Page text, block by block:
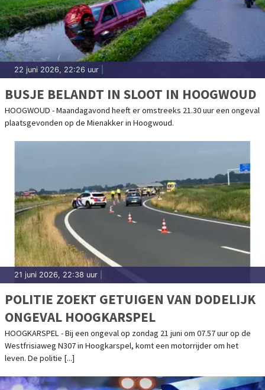
22 juni 2026, 22:26 uur
BUSJE BELANDT IN SLOOT IN HOOGWOUD
HOOGWOUD - Maandagavond heeft er omstreeks 21.30 uur een ongeval
plaatsgevonden op de Mienakker in Hoogwoud.
21 juni 2026, 22:38 uur
POLITIE ZOEKT GETUIGEN VAN DODELIJK
ONGEVAL HOOGKARSPEL
HOOGKARSPEL - Bij een ongeval op zondag 21 juni om 07.57 uur op de
Westfrisiaweg N307 in Hoogkarspel, komt een motorrijder om het
leven. De politie [...]